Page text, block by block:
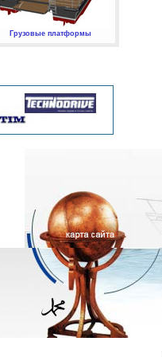
Грузовые платформы